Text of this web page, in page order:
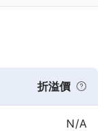
折溢價
N/A